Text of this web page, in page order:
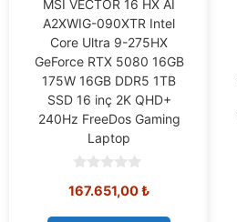
MSI VECTOR 16 HX AI
A2XWIG-090XTR Intel
Core Ultra 9-275HX
GeForce RTX 5080 16GB
175W 16GB DDR5 1TB
SSD 16 inç 2K QHD+
240Hz FreeDos Gaming
Laptop
o
t
167.651,00₺